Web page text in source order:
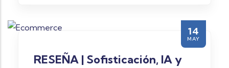
14
MAY
RESEÑA | Sofisticación, IA y